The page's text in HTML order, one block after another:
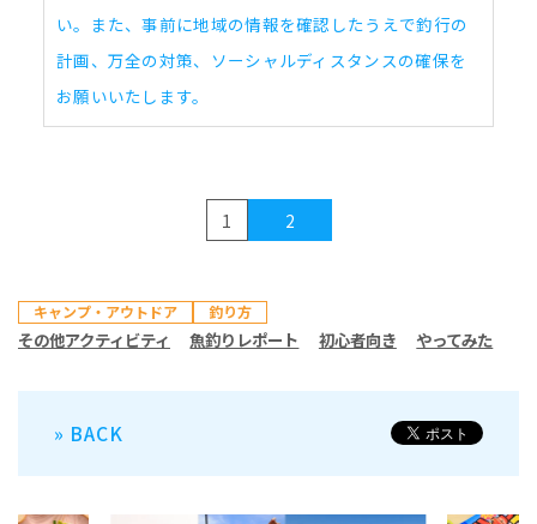
い。また、事前に地域の情報を確認したうえで釣行の
計画、万全の対策、ソーシャルディスタンスの確保を
お願いいたします。
1 2
キャンプ・アウトドア 釣り方
その他アクティビティ 魚釣りレポート 初心者向き やってみた
» BACK